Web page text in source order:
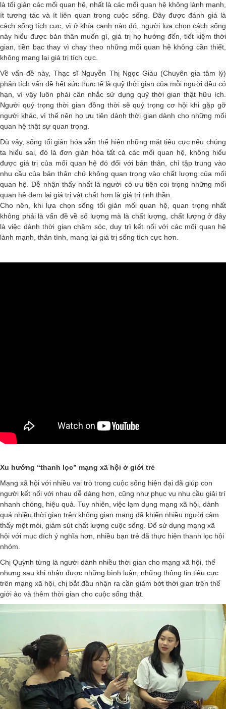
là tối giản các mối quan hệ, nhất là các mối quan hệ không lành mạnh,
ít tương tác và ít liên quan trong cuộc sống. Đây được đánh giá là
cách sống tích cực, vì ở khía cạnh nào đó, người lựa chọn cách sống
này hiểu được bản thân muốn gì, giá trị họ hướng đến, tiết kiệm thời
gian, tiền bạc thay vì chạy theo những mối quan hệ không cần thiết,
không mang lại giá trị tích cực.
Về vấn đề này, Thạc sĩ Nguyễn Thị Ngọc Giàu (Chuyên gia tâm lý)
phân tích vấn đề hết sức thực tế là quỹ thời gian của mỗi người đều có
hạn, vì vậy luôn phải cân nhắc sử dụng quỹ thời gian thật hữu ích.
Người quý trọng thời gian đồng thời sẽ quý trọng cơ hội khi gặp gỡ
người khác, vì thế nên họ ưu tiên dành thời gian dành cho những mối
quan hệ thật sự quan trọng.
Dù vậy, sống tối giản hóa vẫn thể hiện những mặt tiêu cực nếu chúng
ta hiểu sai, đó là đơn giản hóa tất cả các mối quan hệ, không hiểu
được giá trị của mối quan hệ đó đối với bản thân, chỉ tập trung vào
nhu cầu của bản thân chứ không quan trọng vào chất lượng của mối
quan hệ. Dễ nhận thấy nhất là người có ưu tiên coi trọng những mối
quan hệ đem lại giá trị vật chất hơn là giá trị tinh thần.
Cho nên, khi lựa chọn sống tối giản mối quan hệ, quan trọng nhất
không phải là vấn đề về số lượng mà là chất lượng, chất lượng ở đây
là việc dành thời gian chăm sóc, duy trì kết nối với các mối quan hệ
lành mạnh, thân tình, mang lại giá trị sống tích cực hơn.
Xu hướng “thanh lọc” mạng xã hội ở giới trẻ
Mạng xã hội với nhiều vai trò trong cuộc sống hiện đại đã giúp con
người kết nối với nhau dễ dàng hơn, cũng như phục vụ nhu cầu giải trí
nhanh chóng, hiệu quả. Tuy nhiên, việc lạm dụng mạng xã hội, dành
quá nhiều thời gian trên không gian mạng đã khiến nhiều người cảm
thấy mệt mỏi, giảm sút chất lượng cuộc sống. Để sử dụng mạng xã
hội với mục đích ý nghĩa hơn, nhiều bạn trẻ đã thực hiện thanh lọc hội
nhóm.
Chị Quỳnh từng là người dành nhiều thời gian cho mạng xã hội, thế
nhưng sau khi nhận được những bình luận, những thông tin tiêu cực
trên mạng xã hội, chị bắt đầu nhận ra cần giảm bớt thời gian trên thế
giới ảo và thêm thời gian cho cuộc sống thật.